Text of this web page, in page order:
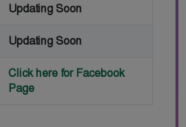
Updating Soon
Updating Soon
Click here for Facebook
Page